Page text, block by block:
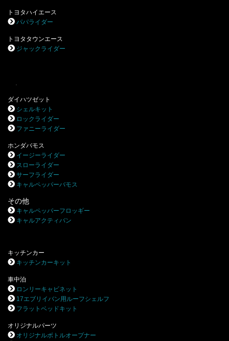
トヨタハイエース
パパライダー
トヨタタウンエース
ジャックライダー
ダイハツゼット
シェルキット
ロックライダー
ファニーライダー
ホンダバモス
イージーライダー
スローライダー
サーフライダー
キャルペッパーバモス
その他
キャルペッパーフロッギー
キャルアクティバン
キッチンカー
キッチンカーキット
車中泊
ロンリーキャビネット
17エブリイバン用ルーフシェルフ
フラットベッドキット
オリジナルパーツ
オリジナルボトルオープナー